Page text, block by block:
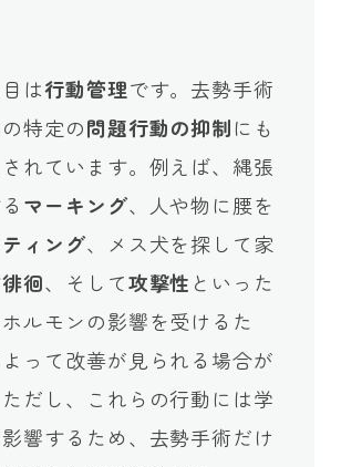
は行動管理です。去勢手術
特定の問題行動の抑制にも
れています。例えば、縄張
マーキング、人や物に腰を
ィング、メス犬を探して家
徘徊、そして攻撃性 といった
ルモンの影響を受けるた
って改善が見られる場合が
だし、これらの行動には学
響するため、去勢手術だけ